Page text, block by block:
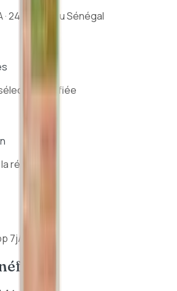
· 24h à 48h au Sénégal
vérifiée
réception
7j/7